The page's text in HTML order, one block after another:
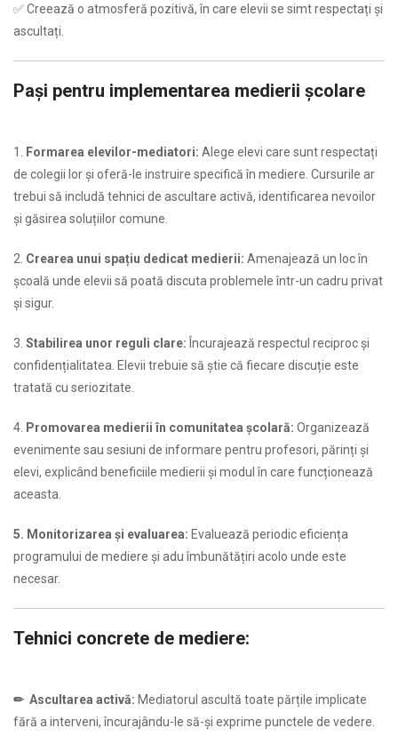
✅ Creează o atmosferă pozitivă, în care elevii se simt respectați și
ascultați.
Pași pentru implementarea medierii școlare
1. Formarea elevilor-mediatori: Alege elevi care sunt respectați
de colegii lor și oferă-le instruire specifică în mediere. Cursurile ar
trebui să includă tehnici de ascultare activă, identificarea nevoilor
și găsirea soluțiilor comune.
2. Crearea unui spațiu dedicat medierii: Amenajează un loc în
școală unde elevii să poată discuta problemele într-un cadru privat
și sigur.
3. Stabilirea unor reguli clare: Încurajează respectul reciproc și
confidențialitatea. Elevii trebuie să știe că fiecare discuție este
tratată cu seriozitate.
4. Promovarea medierii în comunitatea școlară: Organizează
evenimente sau sesiuni de informare pentru profesori, părinți și
elevi, explicând beneficiile medierii și modul în care funcționează
aceasta.
5. Monitorizarea și evaluarea: Evaluează periodic eficiența
programului de mediere și adu îmbunătățiri acolo unde este
necesar.
Tehnici concrete de mediere:
✏ Ascultarea activă: Mediatorul ascultă toate părțile implicate
fără a interveni, încurajându-le să-și exprime punctele de vedere.